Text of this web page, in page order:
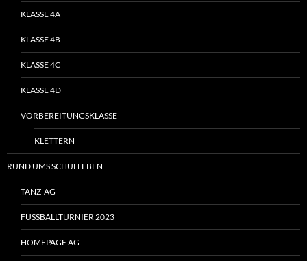
KLASSE 4A
KLASSE 4B
KLASSE 4C
KLASSE 4D
VORBEREITUNGSKLASSE
KLETTERN
RUND UMS SCHULLEBEN
TANZ-AG
FUSSBALLTURNIER 2023
HOMEPAGE AG